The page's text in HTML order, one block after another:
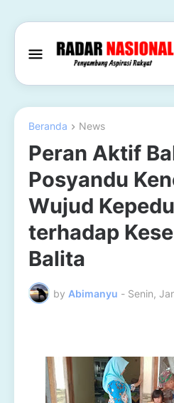
Beranda News
Peran Aktif
Posyandu
Wujud
terhadap
Balita
by Abimanyu - Senin,